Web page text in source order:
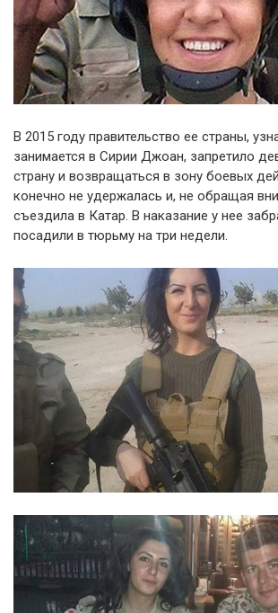
В 2015 году правительство ее страны,
занимается в Сирии Джоан, запретило
страну и возвращаться в зону боевых
конечно не удержалась и, не обращая
съездила в Катар. В наказание у нее
посадили в тюрьму на три недели.